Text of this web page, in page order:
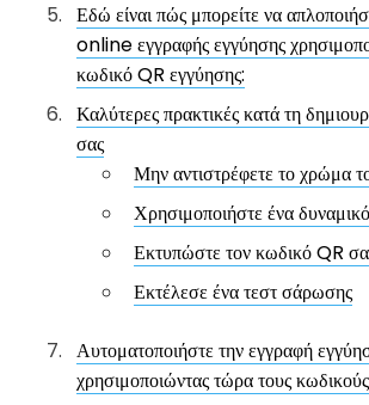
Εδώ είναι πώς μπορείτε να
online εγγραφής εγγύησης
κωδικό QR εγγύησης:
Καλύτερες πρακτικές κατά τη
σας
Μην αντιστρέφετε το χρώμα
Χρησιμοποιήστε ένα
Εκτυπώστε τον κωδικό QR
Εκτέλεσε ένα τεστ σάρωσης
Αυτοματοποιήστε την εγγραφή
χρησιμοποιώντας τώρα τους